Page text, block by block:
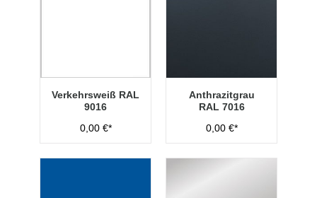
Verkehrsweiß RAL
9016
0,00 €*
Anthrazitgrau
RAL 7016
0,00 €*